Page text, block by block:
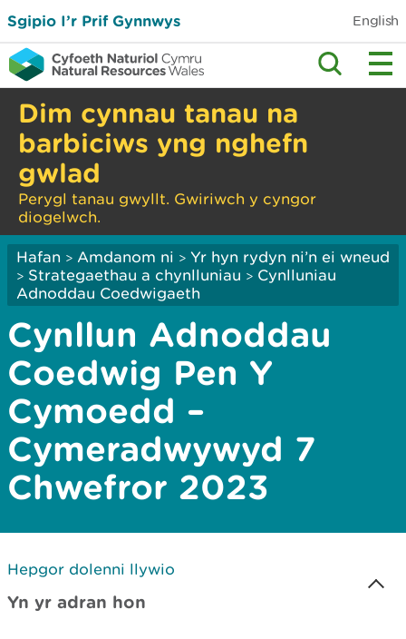
Sgipio I’r Prif Gynnwys English
Dim cynnau tanau na
barbiciws yng nghefn
gwlad
Perygl tanau gwyllt. Gwiriwch y cyngor
diogelwch.
Hafan > Amdanom ni > Yr hyn rydyn ni’n ei wneud
> Strategaethau a chynlluniau > Cynlluniau
Adnoddau Coedwigaeth
Cynllun Adnoddau
Coedwig Pen Y
Cymoedd –
Cymeradwywyd 7
Chwefror 2023
Hepgor dolenni llywio
Yn yr adran hon